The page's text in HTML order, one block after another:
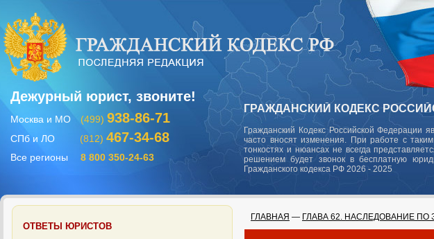
Дежурный юрист, звоните!
Москва и МО (499) 938-86-71
СПб и ЛО (812) 467-34-68
Все регионы 8 800 350-24-63
ГРАЖДАНСКИЙ КОДЕКС
Гражданский Кодекс Российской Федерации
часто вносят изменения. При работе с
тонкостях и нюансах не всегда
решением будет звонок в бесплатную
Гражданского кодекса РФ 2026 - 2025
ГЛАВНАЯ — ГЛАВА 62. НАСЛЕДОВАНИЕ
ОТВЕТЫ ЮРИСТОВ